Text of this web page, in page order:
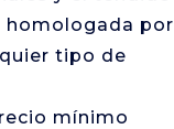
homologada por
tipo de
mínimo